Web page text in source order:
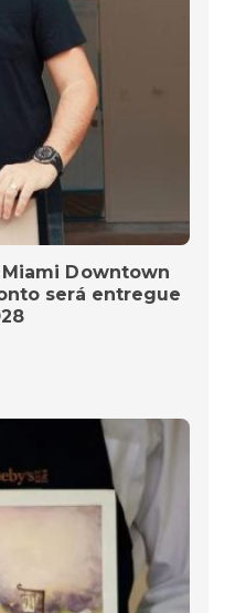
Downtown
será entregue